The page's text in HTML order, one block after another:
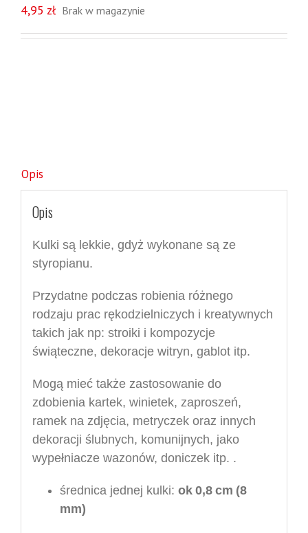
4,95 zł Brak w magazynie
Opis
Opis
Kulki są lekkie, gdyż wykonane są ze
styropianu.
Przydatne podczas robienia różnego
rodzaju prac rękodzielniczych i kreatywnych
takich jak np: stroiki i kompozycje
świąteczne, dekoracje witryn, gablot itp.
Mogą mieć także zastosowanie do
zdobienia kartek, winietek, zaproszeń,
ramek na zdjęcia, metryczek oraz innych
dekoracji ślubnych, komunijnych, jako
wypełniacze wazonów, doniczek itp. .
średnica jednej kulki: ok 0,8 cm (8
mm)